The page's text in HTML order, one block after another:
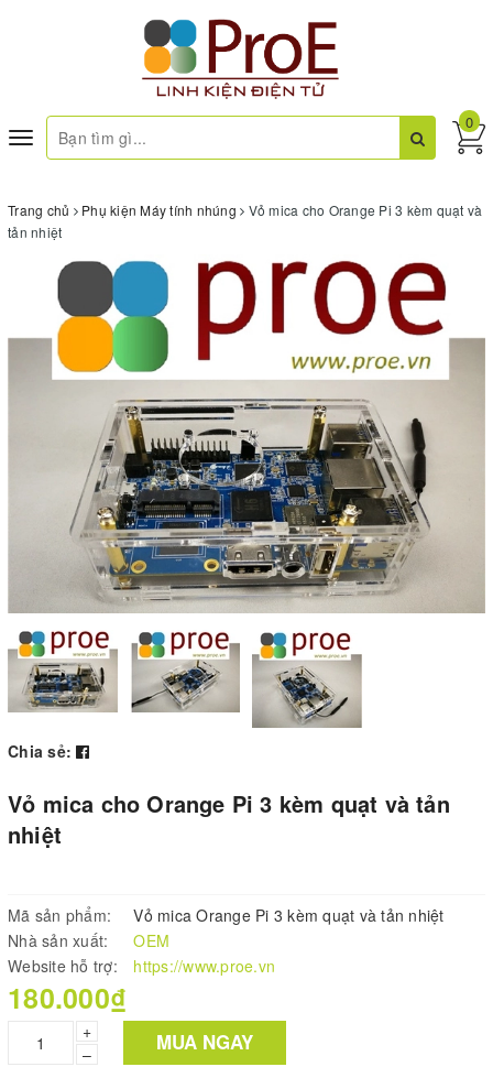
Toggle
navigation
0
Trang chủ Phụ kiện Máy tính nhúng
Vỏ mica cho Orange Pi 3 kèm quạt và
tản nhiệt
Chia sẻ:
Vỏ mica cho Orange Pi 3 kèm quạt và tản
nhiệt
Mã sản phẩm:
Vỏ mica Orange Pi 3 kèm quạt và tản nhiệt
Nhà sản xuất:
OEM
Website hỗ trợ:
https://www.proe.vn
180.000₫
+
–
MUA NGAY